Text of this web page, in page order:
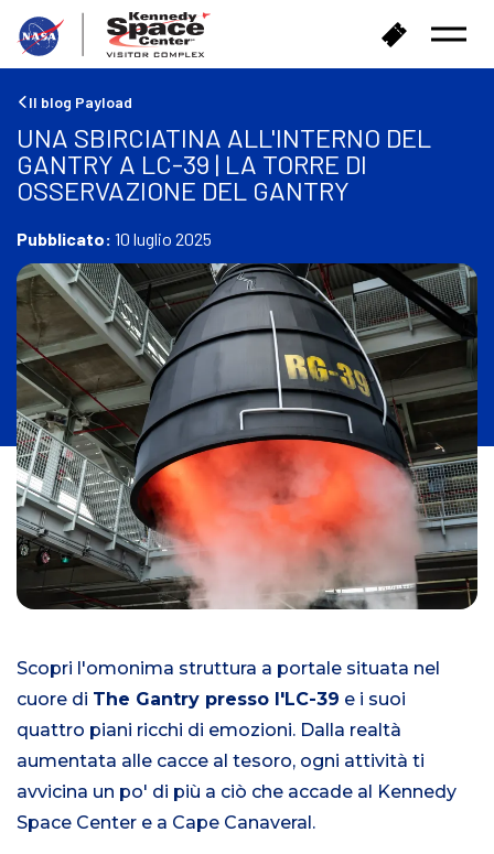
r
a
c
a
a
s
i
g
l
i
e
t
t
i
Menu
Il blog Payload
UNA SBIRCIATINA ALL'INTERNO DEL
GANTRY A LC-39 | LA TORRE DI
OSSERVAZIONE DEL GANTRY
Pubblicato: 10 luglio 2025
Scopri l'omonima struttura a portale situata nel
cuore di The Gantry presso l'LC-39 e i suoi
quattro piani ricchi di emozioni. Dalla realtà
aumentata alle cacce al tesoro, ogni attività ti
avvicina un po' di più a ciò che accade al Kennedy
Space Center e a Cape Canaveral.